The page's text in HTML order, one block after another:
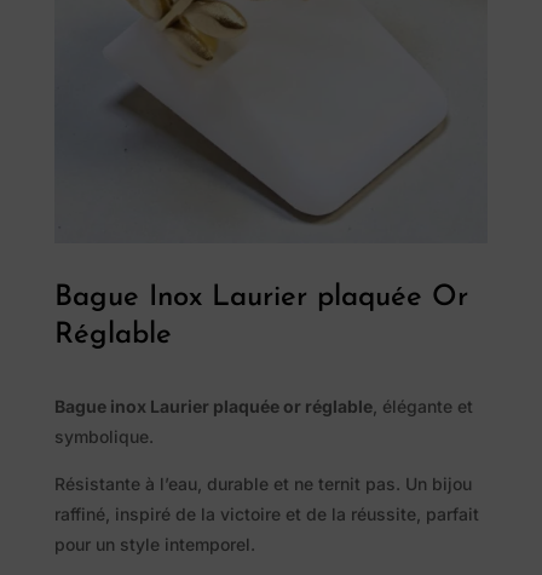
Pierres
Alep
Traditionnel
Bague Inox Laurier plaquée Or
Réglable
Bague inox Laurier plaquée or réglable, élégante et
symbolique.
Résistante à l’eau, durable et ne ternit pas. Un bijou
raffiné, inspiré de la victoire et de la réussite, parfait
pour un style intemporel.